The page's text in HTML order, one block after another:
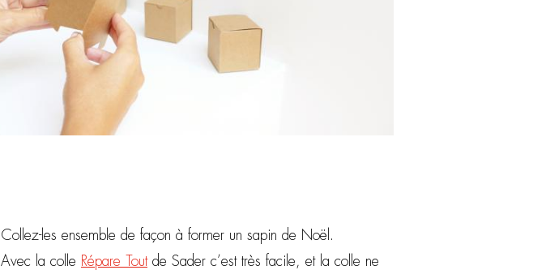
Collez-les ensemble de façon à former un sapin de Noël.
Avec la colle Répare Toutde Sader c’est très facile, et la colle ne